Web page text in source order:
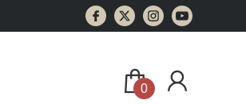
0